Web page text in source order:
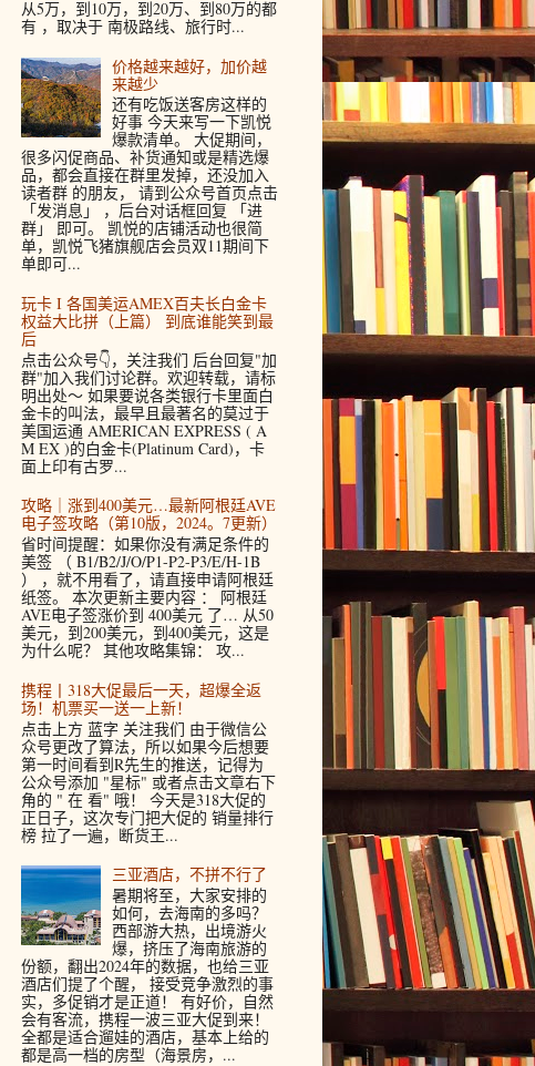
从5万，到10万，到20万、到80万的都
有 ，取决于 南极路线、旅行时...
价格越来越好，加价越
来越少
还有吃饭送客房这样的
好事 今天来写一下凯悦
爆款清单。 大促期间，
很多闪促商品、补货通知或是精选爆
品，都会直接在群里发掉，还没加入
读者群 的朋友， 请到公众号首页点击
「发消息」 ，后台对话框回复 「进
群」 即可。 凯悦的店铺活动也很简
单，凯悦飞猪旗舰店会员双11期间下
单即可...
玩卡 I 各国美运AMEX百夫长白金卡
权益大比拼（上篇） 到底谁能笑到最
后
点击公众号👇，关注我们 后台回复"加
群"加入我们讨论群。欢迎转载，请标
明出处～ 如果要说各类银行卡里面白
金卡的叫法，最早且最著名的莫过于
美国运通 AMERICAN EXPRESS ( A
M EX )的白金卡(Platinum Card)，卡
面上印有古罗...
攻略｜涨到400美元…最新阿根廷AVE
电子签攻略（第10版，2024。7更新）
省时间提醒：如果你没有满足条件的
美签 （ B1/B2/J/O/P1-P2-P3/E/H-1B
） ，就不用看了，请直接申请阿根廷
纸签。 本次更新主要内容 ： 阿根廷
AVE电子签涨价到 400美元 了… 从50
美元，到200美元，到400美元，这是
为什么呢？ 其他攻略集锦： 攻...
携程丨318大促最后一天，超爆全返
场！机票买一送一上新！
点击上方 蓝字 关注我们 由于微信公
众号更改了算法，所以如果今后想要
第一时间看到R先生的推送，记得为
公众号添加 "星标" 或者点击文章右下
角的 " 在 看" 哦！ 今天是318大促的
正日子，这次专门把大促的 销量排行
榜 拉了一遍，断货王...
三亚酒店，不拼不行了
暑期将至，大家安排的
如何，去海南的多吗？
西部游大热，出境游火
爆，挤压了海南旅游的
份额，翻出2024年的数据，也给三亚
酒店们提了个醒， 接受竞争激烈的事
实，多促销才是正道！ 有好价，自然
会有客流，携程一波三亚大促到来！
全都是适合遛娃的酒店，基本上给的
都是高一档的房型（海景房，...